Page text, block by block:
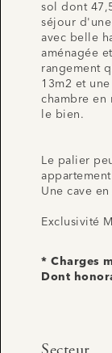
sol dont
séjour d'une
avec belle
aménagée
rangement
13m2 et
chambre en
le bien.
Le palier
Une cave en
Exclusivité
* Charges
Dont